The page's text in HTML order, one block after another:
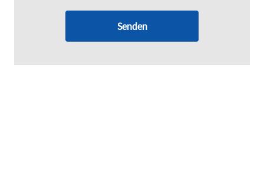
Senden